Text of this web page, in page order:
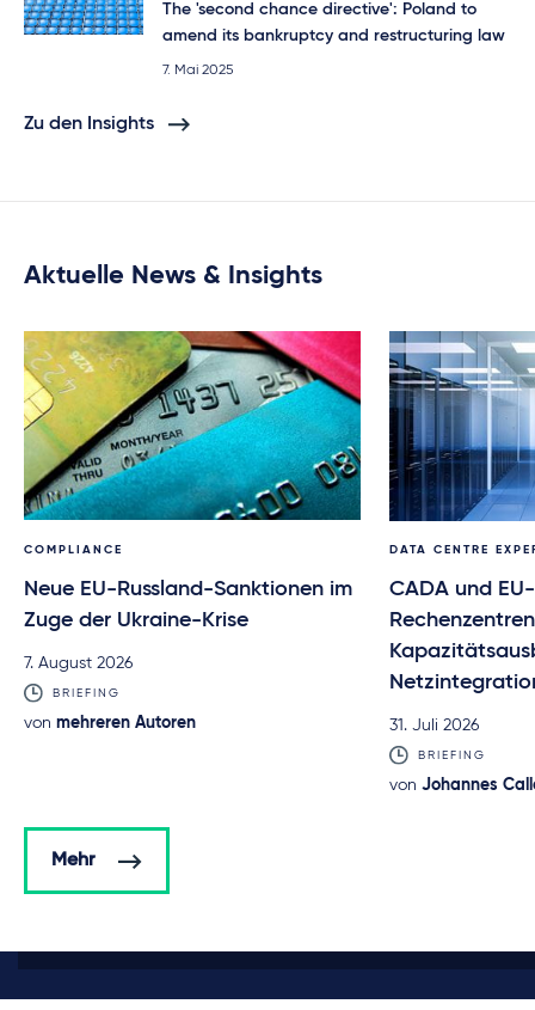
The 'second chance directive': Poland to
amend its bankruptcy and restructuring law
7. Mai 2025
Zu den Insights
Aktuelle News & Insights
COMPLIANCE
Neue EU-Russland-Sanktionen im
Zuge der Ukraine-Krise
7. August 2026
BRIEFING
von mehreren Autoren
DATA CENTRE
CADA und
31. Juli 2026
BRIEFING
von Johannes
Mehr